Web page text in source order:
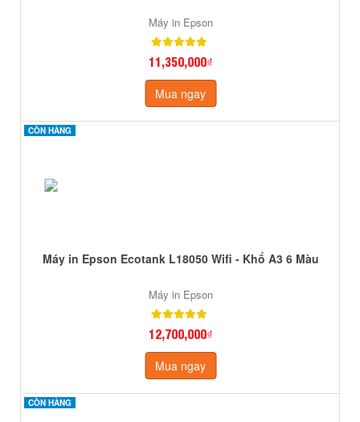
Máy in Epson
11,350,000₫
Mua ngay
CÒN HÀNG
CÒN HÀNG
Máy in Epson Ecotank L18050 Wifi - Khổ A3 6 Màu
Máy in Epson
12,700,000₫
Mua ngay
CÒN HÀNG
CÒN HÀNG